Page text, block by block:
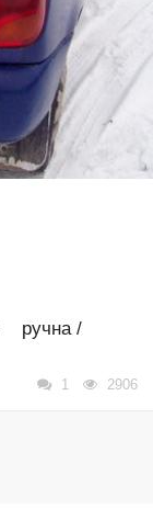
ручна /
1 2906